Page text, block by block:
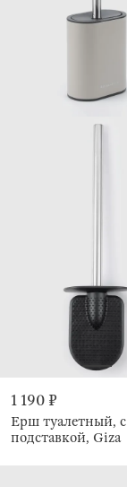
1 190 ₽
Ерш туалетный, с
подставкой, Giza